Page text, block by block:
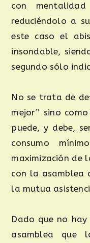
con
reduciéndolo a
este caso el
insondable,
segundo sólo
No se trata de
mejor” sino
puede, y debe,
consumo
maximización de
con la asamblea
la mutua
Dado que no
asamblea que